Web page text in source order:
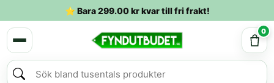
⭐ Bara299.00krkvar till fri frakt!
0